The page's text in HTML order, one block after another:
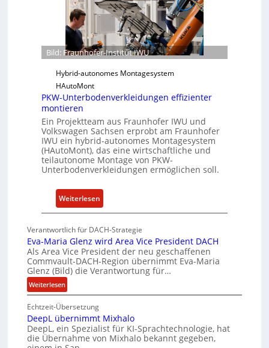
r
S
o
f
t
r
u
n
d
K
I
o
e
r
-
I
s
i
t
u
t
e
t
i
c
k
e
n
I
S
Bild: Fraunhofer-Institut IWU
Hybrid-autonomes Montagesystem
HAutoMont
PKW-Unterbodenverkleidungen effizienter
montieren
Ein Projektteam aus Fraunhofer IWU und
Volkswagen Sachsen erprobt am Fraunhofer
IWU ein hybrid-autonomes Montagesystem
(HAutoMont), das eine wirtschaftliche und
teilautonome Montage von PKW-
Unterbodenverkleidungen ermöglichen soll.
Weiterlesen
P
W
-
U
n
e
b
o
Verantwortlich für DACH-Strategie
Eva-Maria Glenz wird Area Vice President DACH
Als Area Vice President der neu geschaffenen
Commvault-DACH-Region übernimmt Eva-Maria
Glenz (Bild) die Verantwortung für…
Weiterlesen:
E
v
a
-
M
Echtzeit-Übersetzung
DeepL übernimmt Mixhalo
DeepL, ein Spezialist für KI-Sprachtechnologie, hat
die Übernahme von Mixhalo bekannt gegeben,